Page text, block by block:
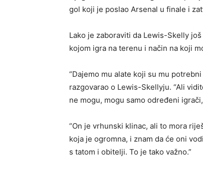
gol koji je poslao Arsenal u finale i
Lako je zaboraviti da Lewis-Skelly
kojom igra na terenu i način na koji
“Dajemo mu alate koji su mu
razgovarao o Lewis-Skellyju. “Ali
ne mogu, mogu samo određeni
“On je vrhunski klinac, ali to mora
koja je ogromna, i znam da će oni
s tatom i obitelji. To je tako važno.”